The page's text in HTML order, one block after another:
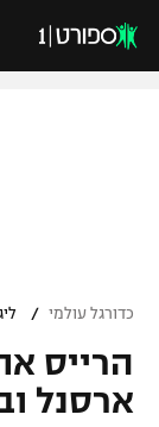
גביע הטוטו
ליגת האלופות
ליגה אירופית
כדורסל
כדורגל עולמי /
הרייס
ארסנל